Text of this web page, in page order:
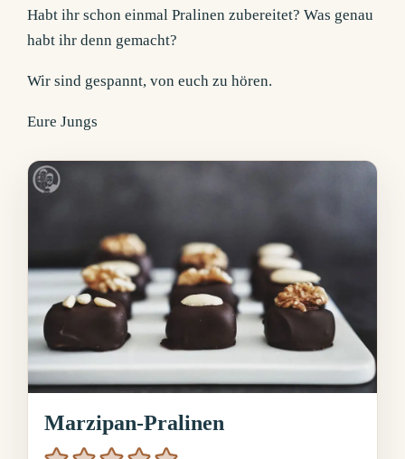
Habt ihr schon einmal Pralinen zubereitet? Was genau
habt ihr denn gemacht?
Wir sind gespannt, von euch zu hören.
Eure Jungs
Marzipan-Pralinen